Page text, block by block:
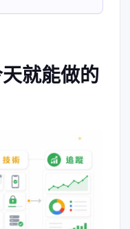
就能做的